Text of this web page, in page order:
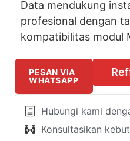
Data mendukung
profesional dengan
kompatibilitas modul
PESAN VIA
WHATSAPP
Hubungi kami
Konsultasikan